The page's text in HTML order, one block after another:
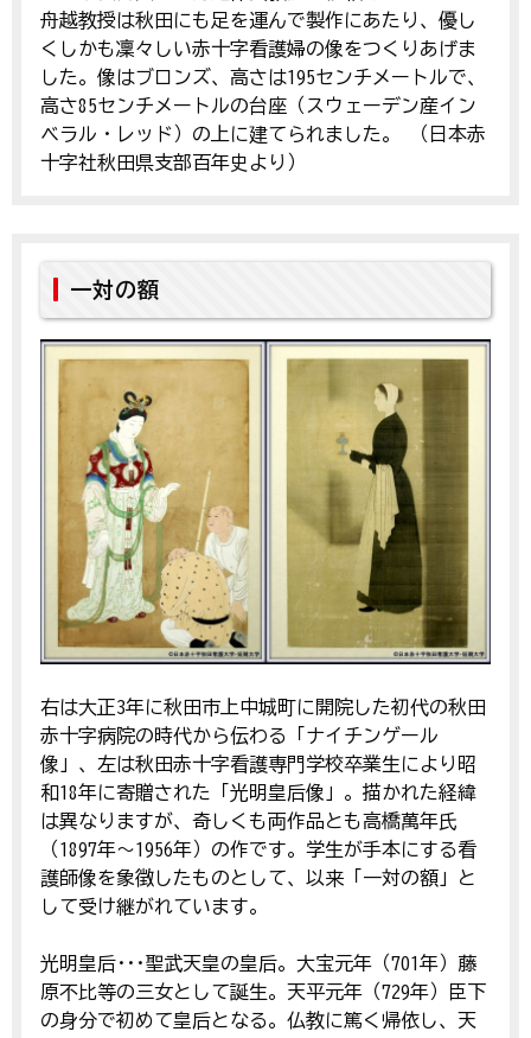
舟越教授は秋田にも足を運んで製作にあたり、優し
くしかも凜々しい赤十字看護婦の像をつくりあげま
した。像はブロンズ、高さは195センチメートルで、
高さ85センチメートルの台座（スウェーデン産イン
ベラル・レッド）の上に建てられました。 （日本赤
十字社秋田県支部百年史より）
一対の額
右は大正3年に秋田市上中城町に開院した初代の秋田
赤十字病院の時代から伝わる「ナイチンゲール
像」、左は秋田赤十字看護専門学校卒業生により昭
和18年に寄贈された「光明皇后像」。描かれた経緯
は異なりますが、奇しくも両作品とも高橋萬年氏
（1897年～1956年）の作です。学生が手本にする看
護師像を象徴したものとして、以来「一対の額」と
して受け継がれています。
光明皇后･･･聖武天皇の皇后。大宝元年（701年）藤
原不比等の三女として誕生。天平元年（729年）臣下
の身分で初めて皇后となる。仏教に篤く帰依し、天